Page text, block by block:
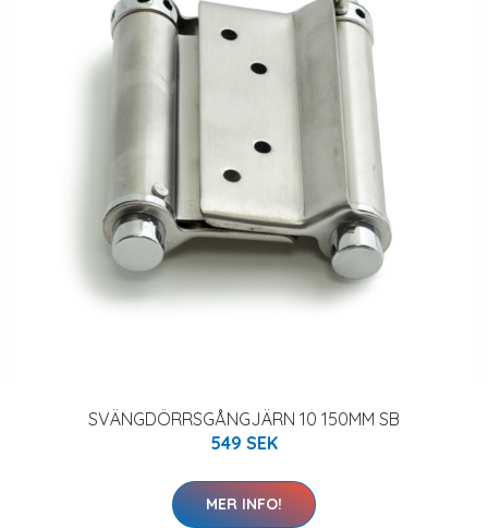
SVÄNGDÖRRSGÅNGJÄRN 10 150MM SB
549 SEK
MER INFO!